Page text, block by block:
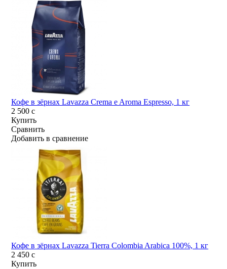
Кофе в зёрнах Lavazza Crema e Aroma Espresso, 1 кг
2 500c
Купить
Сравнить
Добавить в сравнение
Кофе в зёрнах Lavazza Tierra Colombia Arabica 100%, 1 кг
2 450c
Купить